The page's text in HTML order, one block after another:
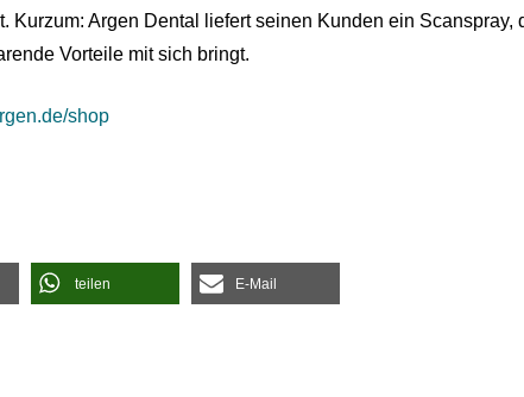
Kurzum: Argen Dental liefert seinen Kunden ein
Vorteile mit sich bringt.
shop
teilen E-Mail